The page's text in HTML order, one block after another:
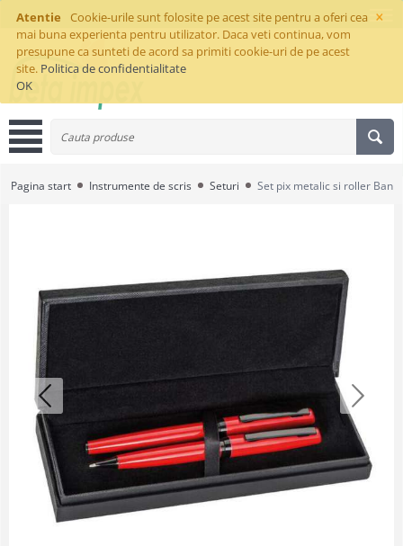
×
Atentie
Cookie-urile sunt folosite pe acest site pentru a oferi cea
mai buna experienta pentru utilizator. Daca veti continua, vom
presupune ca sunteti de acord sa primiti cookie-uri de pe acest
site. Politica de confidentialitate
OK
Pagina start Instrumente de scris Seturi Set pix metalic si roller Banks